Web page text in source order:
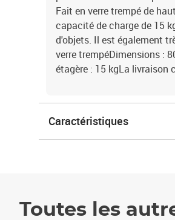
Fait en verre trempé de
capacité de charge de 15
d'objets. Il est également
verre trempéDimensions :
étagère : 15 kgLa livraison
Caractéristiques
Toutes les